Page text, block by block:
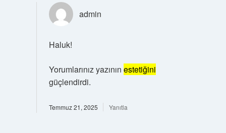
admin
Haluk!
Yorumlarınız yazının estetiğini
güçlendirdi.
Temmuz 21, 2025 Yanıtla